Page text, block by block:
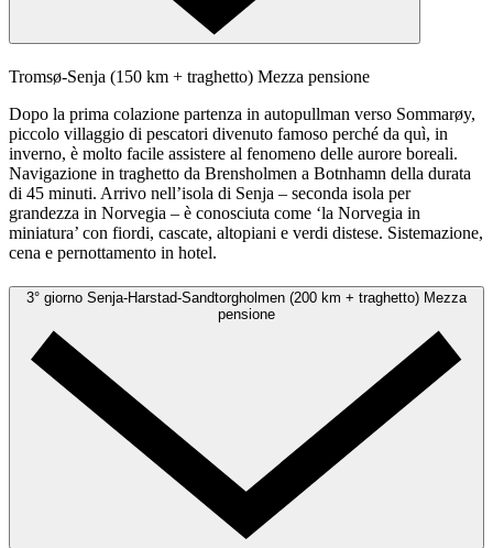
Tromsø-Senja (150 km + traghetto) Mezza pensione
Dopo la prima colazione partenza in autopullman verso Sommarøy,
piccolo villaggio di pescatori divenuto famoso perché da quì, in
inverno, è molto facile assistere al fenomeno delle aurore boreali.
Navigazione in traghetto da Brensholmen a Botnhamn della durata
di 45 minuti. Arrivo nell’isola di Senja – seconda isola per
grandezza in Norvegia – è conosciuta come ‘la Norvegia in
miniatura’ con fiordi, cascate, altopiani e verdi distese. Sistemazione,
cena e pernottamento in hotel.
3° giorno Senja-Harstad-Sandtorgholmen (200 km + traghetto) Mezza
pensione